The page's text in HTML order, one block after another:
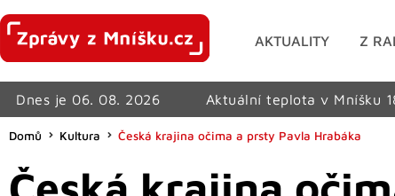
AKTUALITY Z
Dnes je 06. 08. 2026 Aktuální teplota v Mníšku
Domů Kultura Česká krajina očima a prsty Pavla Hrabáka